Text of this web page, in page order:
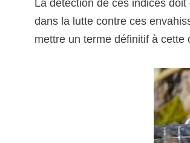
La détection de ces indices
dans la lutte contre ces
mettre un terme définitif à cette